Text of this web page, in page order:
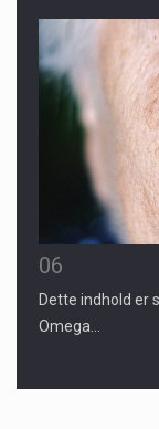
06
Dette indhold er
Omega…